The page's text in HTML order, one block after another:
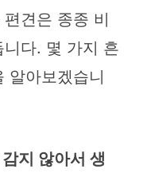
견은 종종 비
다. 몇 가지 흔
알아보겠습니
지 않아서 생